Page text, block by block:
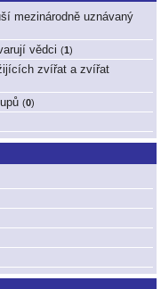
mezinárodně uznávaný
vědci (1 )
zvířat a zvířat
(0)